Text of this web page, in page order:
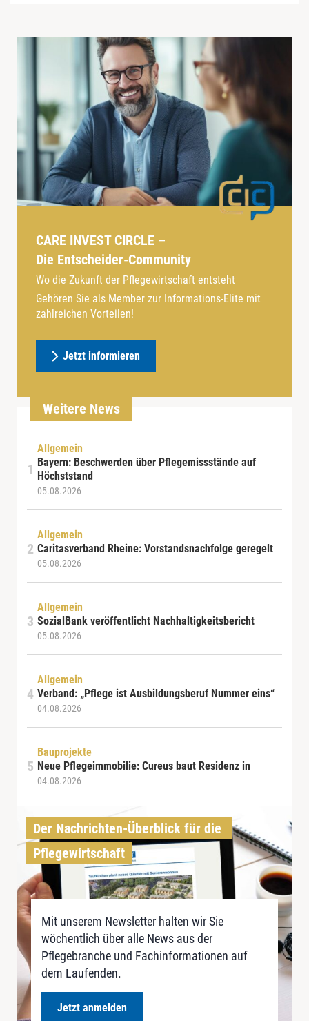
CARE INVEST CIRCLE –
Die Entscheider-Community
Wo die Zukunft der Pflegewirtschaft entsteht
Gehören Sie als Member zur Informations-Elite mit
zahlreichen Vorteilen!
Jetzt informieren
Weitere News
Allgemein
Bayern: Beschwerden über Pflegemissstände auf
Höchststand
05.08.2026
Allgemein
Caritasverband Rheine: Vorstandsnachfolge geregelt
05.08.2026
Allgemein
SozialBank veröffentlicht Nachhaltigkeitsbericht
05.08.2026
Allgemein
Verband: „Pflege ist Ausbildungsberuf Nummer eins“
04.08.2026
Bauprojekte
Neue Pflegeimmobilie: Cureus baut Residenz in
04.08.2026
Der Nachrichten-Überblick für die
Pflegewirtschaft
Mit unserem Newsletter halten wir Sie
wöchentlich über alle News aus der
Pflegebranche und Fachinformationen auf
dem Laufenden.
Jetzt anmelden